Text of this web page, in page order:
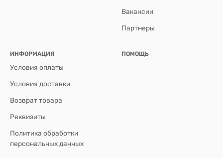
Вакансии
Партнеры
ИНФОРМАЦИЯ
Условия оплаты
Условия доставки
Возврат товара
Реквизиты
Политика обработки
персональных данных
ПОМОЩЬ